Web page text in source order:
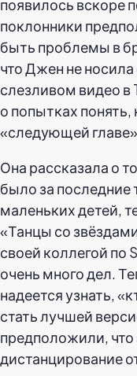
появилось вскоре
поклонники
быть проблемы в
что Джен не
слезливом видео в
о попытках понять,
«следующей
Она рассказала о
было за последние
маленьких детей,
«Танцы со
своей коллегой по
очень много дел.
надеется узнать,
стать лучшей
предположили, что
дистанцирование